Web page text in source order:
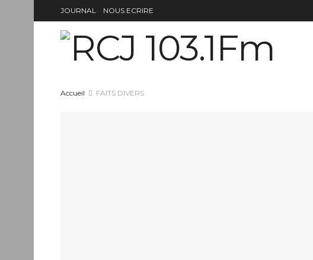
JOURNAL NOUS ECRIRE
Accueil FAITS DIVERS